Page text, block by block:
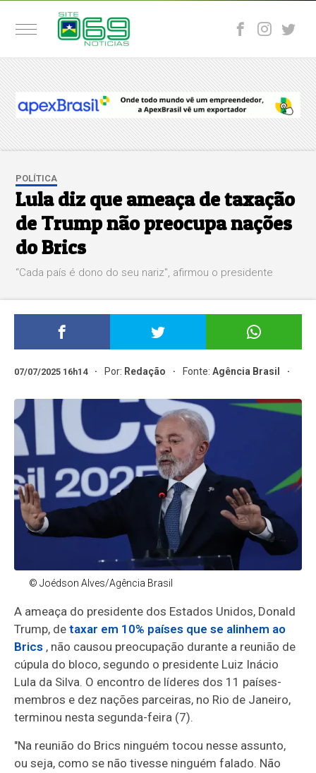
POLÍTICA
Lula diz que ameaça de taxação
de Trump não preocupa nações
do Brics
“Cada país é dono do seu nariz", afirmou o presidente
07/07/2025 16h14 Por: Redação Fonte:Agência Brasil
© Joédson Alves/Agência Brasil
A ameaça do presidente dos Estados Unidos, Donald
Trump, detaxar em 10% países que se alinhem ao
Brics , não causou preocupação durante a reunião de
cúpula do bloco, segundo o presidente Luiz Inácio
Lula da Silva. O encontro de líderes dos 11 países-
membros e dez nações parceiras, no Rio de Janeiro,
terminou nesta segunda-feira (7).
"Na reunião do Brics ninguém tocou nesse assunto,
ou seja, como se não tivesse ninguém falado. Não